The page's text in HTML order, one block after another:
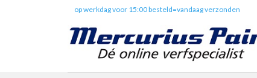
op werkdag voor 15:00 besteld=vandaag verzonden